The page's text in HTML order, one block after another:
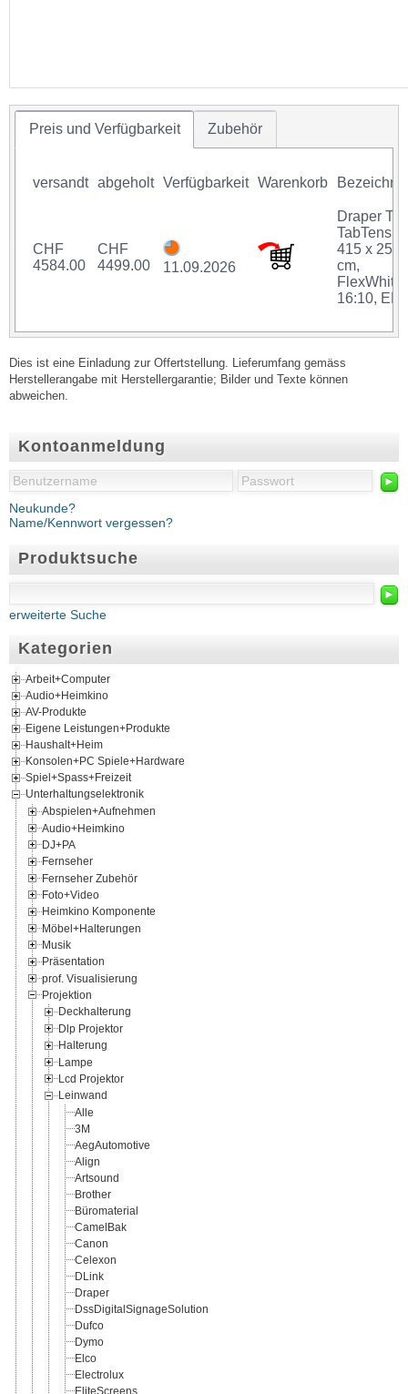
Kontoanmeldung
►
Neukunde?
Name/Kennwort vergessen?
Produktsuche
►
erweiterte Suche
Kategorien
Arbeit+Computer
Audio+Heimkino
AV-Produkte
Eigene Leistungen+Produkte
Haushalt+Heim
Konsolen+PC Spiele+Hardware
Spiel+Spass+Freizeit
Unterhaltungselektronik
Abspielen+Aufnehmen
Audio+Heimkino
DJ+PA
Fernseher
Fernseher Zubehör
Foto+Video
Heimkino Komponente
Möbel+Halterungen
Musik
Präsentation
prof. Visualisierung
Projektion
Deckhalterung
Dlp Projektor
Halterung
Lampe
Lcd Projektor
Leinwand
Alle
3M
AegAutomotive
Align
Artsound
Brother
Büromaterial
CamelBak
Canon
Celexon
DLink
Draper
DssDigitalSignageSolution
Dufco
Dymo
Elco
Electrolux
EliteScreens
Preis und Verfügbarkeit Zubehör
versandt abgeholt Verfügbarkeit Warenkorb
CHF
4584.00
CHF
4499.00
11.09.2026
Draper
415 x 259
cm,
FlexWhite,
16:10, ER
Dies ist eine Einladung zur Offertstellung. Lieferumfang gemäss
Herstellerangabe mit Herstellergarantie; Bilder und Texte können
abweichen.